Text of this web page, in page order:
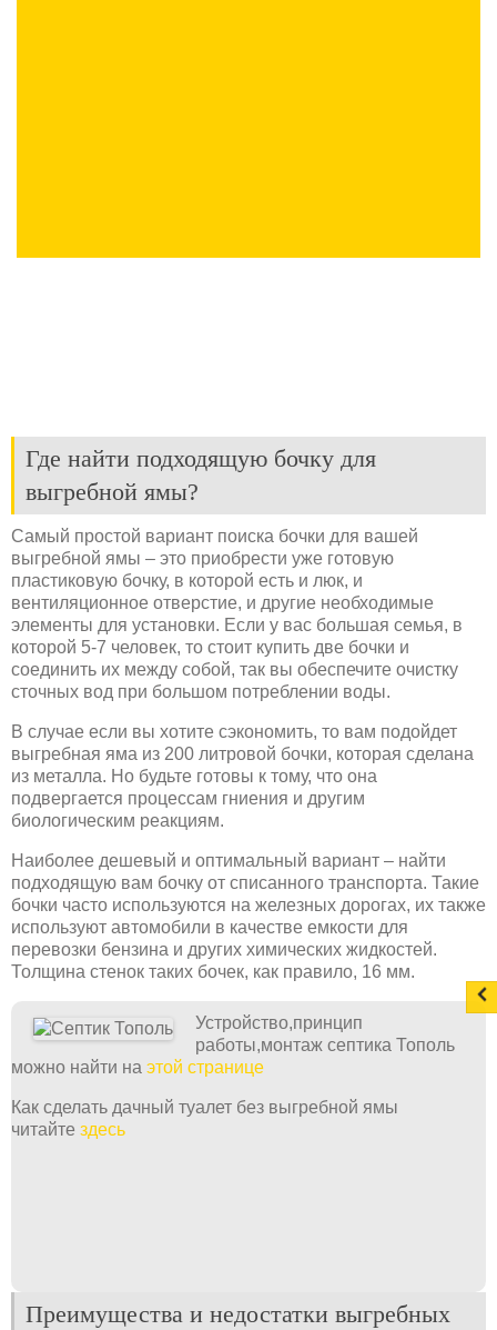
Где найти подходящую бочку для
выгребной ямы?
Самый простой вариант поиска бочки для вашей
выгребной ямы – это приобрести уже готовую
пластиковую бочку, в которой есть и люк, и
вентиляционное отверстие, и другие необходимые
элементы для установки. Если у вас большая семья, в
которой 5-7 человек, то стоит купить две бочки и
соединить их между собой, так вы обеспечите очистку
сточных вод при большом потреблении воды.
В случае если вы хотите сэкономить, то вам подойдет
выгребная яма из 200 литровой бочки, которая сделана
из металла. Но будьте готовы к тому, что она
подвергается процессам гниения и другим
биологическим реакциям.
Наиболее дешевый и оптимальный вариант – найти
подходящую вам бочку от списанного транспорта. Такие
бочки часто используются на железных дорогах, их также
используют автомобили в качестве емкости для
перевозки бензина и других химических жидкостей.
Толщина стенок таких бочек, как правило, 16 мм.
Устройство,принцип
работы,монтаж септика Тополь
можно найти на этой странице
Как сделать дачный туалет без выгребной ямы
читайте здесь
Преимущества и недостатки выгребных